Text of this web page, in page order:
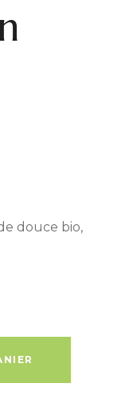
douce bio,
de romarin